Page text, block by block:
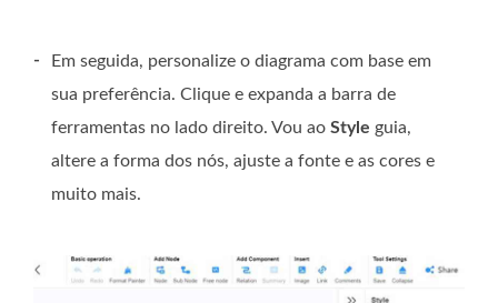
-
Em seguida, personalize o diagrama com base em
sua preferência. Clique e expanda a barra de
ferramentas no lado direito. Vou ao Style guia,
altere a forma dos nós, ajuste a fonte e as cores e
muito mais.